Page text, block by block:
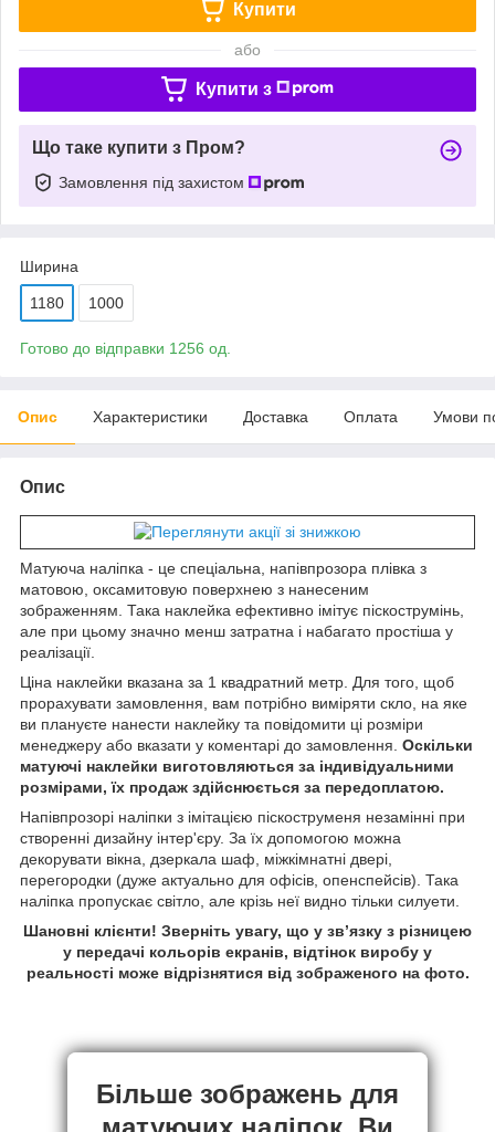
Купити
або
Купити з
Що таке купити з Пром?
Замовлення під захистом
Ширина
1180 1000
Готово до відправки 1256 од.
Опис Характеристики Доставка Оплата Умови
Опис
Матуюча наліпка - це спеціальна, напівпрозора плівка з
матовою, оксамитовую поверхнею з нанесеним
зображенням. Така наклейка ефективно імітує піскострумінь,
але при цьому значно менш затратна і набагато простіша у
реалізації.
Ціна наклейки вказана за 1 квадратний метр. Для того, щоб
прорахувати замовлення, вам потрібно виміряти скло, на яке
ви плануєте нанести наклейку та повідомити ці розміри
менеджеру або вказати у коментарі до замовлення. Оскільки
матуючі наклейки виготовляються за індивідуальними
розмірами, їх продаж здійснюється за передоплатою.
Напівпрозорі наліпки з імітацією піскоструменя незамінні при
створенні дизайну інтер'єру. За їх допомогою можна
декорувати вікна, дзеркала шаф, міжкімнатні двері,
перегородки (дуже актуально для офісів, опенспейсів). Така
наліпка пропускає світло, але крізь неї видно тільки силуети.
Шановні клієнти! Зверніть увагу, що у зв’язку з різницею
у передачі кольорів екранів, відтінок виробу у
реальності може відрізнятися від зображеного на фото.
Більше зображень для